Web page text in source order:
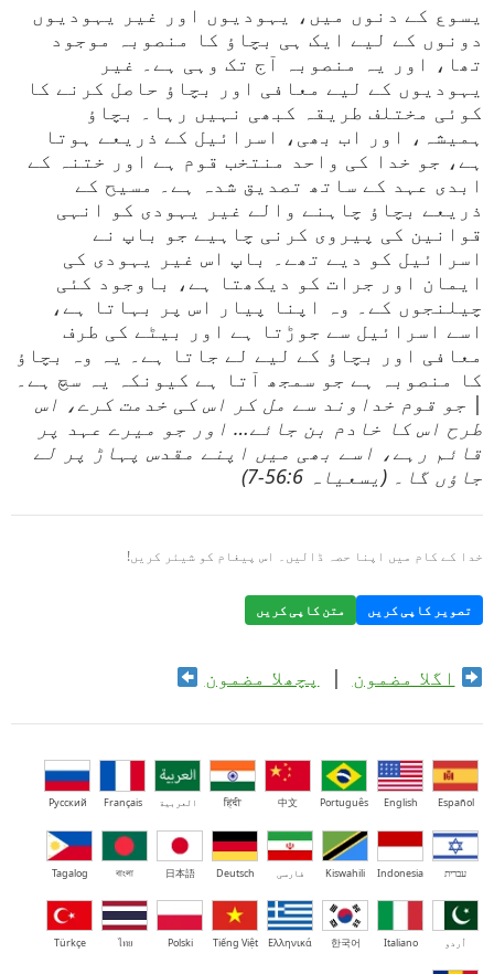
یسوع کے دنوں میں، یہودیوں اور غیر یہودیوں
دونوں کے لیے ایک ہی بچاؤ کا منصوبہ موجود
تھا، اور یہ منصوبہ آج تک وہی ہے۔ غیر
یہودیوں کے لیے معافی اور بچاؤ حاصل کرنے کا
کوئی مختلف طریقہ کبھی نہیں رہا۔ بچاؤ
ہمیشہ، اور اب بھی، اسرائیل کے ذریعے ہوتا
ہے، جو خدا کی واحد منتخب قوم ہے اور ختنہ کے
ابدی عہد کے ساتھ تصدیق شدہ ہے۔ مسیح کے
ذریعے بچاؤ چاہنے والے غیر یہودی کو انہی
قوانین کی پیروی کرنی چاہیے جو باپ نے
اسرائیل کو دیے تھے۔ باپ اس غیر یہودی کی
ایمان اور جرات کو دیکھتا ہے، باوجود کئی
چیلنجوں کے۔ وہ اپنا پیار اس پر بہاتا ہے،
اسے اسرائیل سے جوڑتا ہے اور بیٹے کی طرف
معافی اور بچاؤ کے لیے لے جاتا ہے۔ یہ وہ بچاؤ
کا منصوبہ ہے جو سمجھ آتا ہے کیونکہ یہ سچ ہے۔
| جو قوم خداوند سے مل کر اس کی خدمت کرے، اس
طرح اس کا خادم بن جائے… اور جو میرے عہد پر
قائم رہے، اسے بھی میں اپنے مقدس پہاڑ پر لے
جاؤں گا۔ (یسعیاہ 56:6-7)
خدا کے کام میں اپنا حصہ ڈالیں۔ اس پیغام کو شیئر کریں!
تصویر کاپی کریں متن کاپی کریں
اگلا مضمون | پچھلا مضمون
Español
English
Português
中文
हिंदी العربية Français
Русский
עברית Indonesia
Kiswahili فارسی Deutsch
日本語
বাংলা
Tagalog
اُردو Italiano
한국어
Ελληνικά
Tiếng Việt
Polski
ไทย
Türkçe